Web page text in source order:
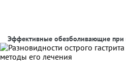
Эффективные обезболивающие при